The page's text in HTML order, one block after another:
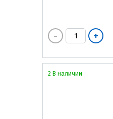
2 В наличии